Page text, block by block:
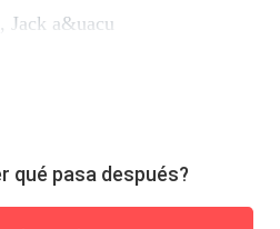
Jack a&uacu
qué pasa después?